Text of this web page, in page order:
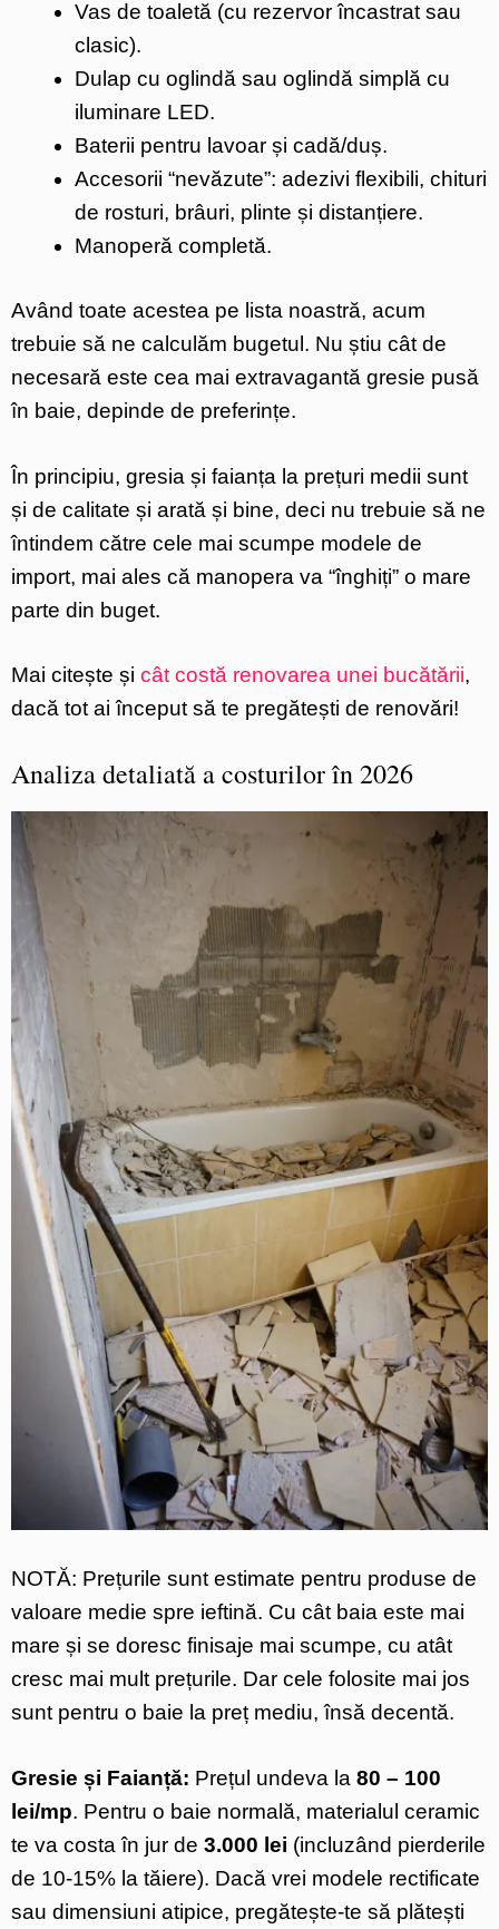
Vas de toaletă (cu rezervor încastrat sau
clasic).
Dulap cu oglindă sau oglindă simplă cu
iluminare LED.
Baterii pentru lavoar și cadă/duș.
Accesorii “nevăzute”: adezivi flexibili, chituri
de rosturi, brâuri, plinte și distanțiere.
Manoperă completă.
Având toate acestea pe lista noastră, acum
trebuie să ne calculăm bugetul. Nu știu cât de
necesară este cea mai extravagantă gresie pusă
în baie, depinde de preferințe.
În principiu, gresia și faianța la prețuri medii sunt
și de calitate și arată și bine, deci nu trebuie să ne
întindem către cele mai scumpe modele de
import, mai ales că manopera va “înghiți” o mare
parte din buget.
Mai citește și cât costă renovarea unei bucătării,
dacă tot ai început să te pregătești de renovări!
Analiza detaliată a costurilor în 2026
NOTĂ: Prețurile sunt estimate pentru produse de
valoare medie spre ieftină. Cu cât baia este mai
mare și se doresc finisaje mai scumpe, cu atât
cresc mai mult prețurile. Dar cele folosite mai jos
sunt pentru o baie la preț mediu, însă decentă.
Gresie și Faianță: Prețul undeva la 80 – 100
lei/mp. Pentru o baie normală, materialul ceramic
te va costa în jur de 3.000 lei (incluzând pierderile
de 10-15% la tăiere). Dacă vrei modele rectificate
sau dimensiuni atipice, pregătește-te să plătești